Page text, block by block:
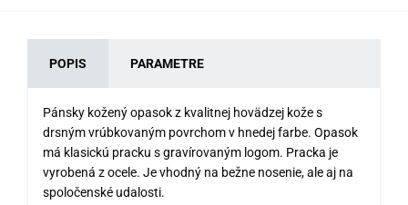
POPIS PARAMETRE
Pánsky kožený opasok z kvalitnej hovädzej kože s
drsným vrúbkovaným povrchom v hnedej farbe. Opasok
má klasickú pracku s gravírovaným logom. Pracka je
vyrobená z ocele. Je vhodný na bežne nosenie, ale aj na
spoločenské udalosti.